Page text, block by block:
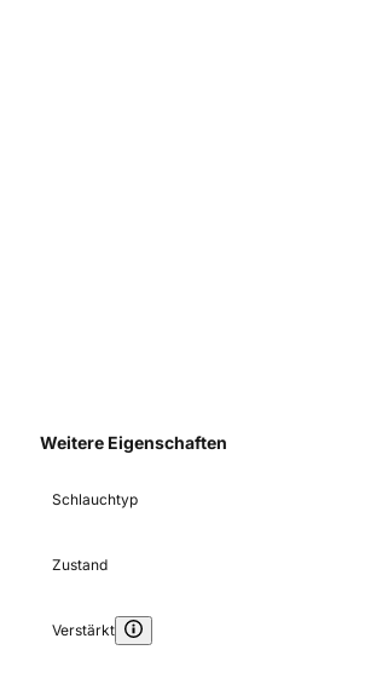
Weitere Eigenschaften
Schlauchtyp
Zustand
Verstärkt